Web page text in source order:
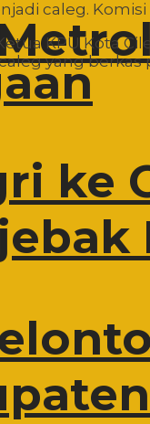
caleg.
KPU Kota
yang
ke